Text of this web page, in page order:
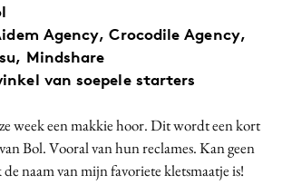
Agency, Crocodile Agency,
Mindshare
van soepele starters
week een makkie hoor. Dit wordt een kort
Bol. Vooral van hun reclames. Kan geen
naam van mijn favoriete kletsmaatje is!